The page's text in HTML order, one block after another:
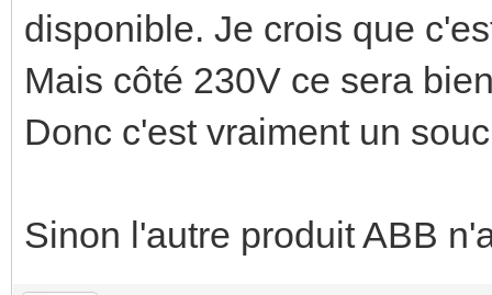
disponible. Je crois que
Mais côté 230V ce sera
Donc c'est vraiment un
Sinon l'autre produit ABB